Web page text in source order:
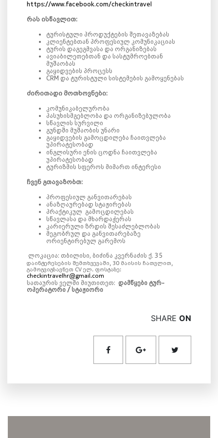
https://www.facebook.com/checkintravel
რას ისწავლით:
ტურისტული პროდუქტების შეთავაზებას
კლიენტებთან პროფესიულ კომუნიკაციას
ტურის დაგეგმვასა და ორგანიზებას
ავიაბილეთებთან და სასტუმროებთან
მუშაობას
გაყიდვების პროცესს
CRM და ტურისტული სისტემების გამოყენებას
ძირითადი მოთხოვნები:
კომუნიკაბელურობა
პასუხისმგებლობა და ორგანიზებულობა
სწავლის სურვილი
გუნდში მუშაობის უნარი
გაყიდვების გამოცდილება ჩაითვლება
უპირატესობად
ინგლისური ენის ცოდნა ჩაითვლება
უპირატესობად
ტურიზმის სფეროს მიმართ ინტერესი
ჩვენ გთავაზობთ:
პროფესიულ განვითარებას
ანაზღაურებად სტაჟირებას
პრაქტიკულ გამოცდილებას
სწავლასა და მხარდაჭერას
კარიერული ზრდის შესაძლებლობას
მეგობრულ და განვითარებაზე
ორიენტირებულ გარემოს
ლოკაცია: თბილისი, ბიძინა კვერნაძის ქ. 35
დაინტერესების შემთხვევაში , 30 მაისის ჩათვლით,
გამოგვიგზავნეთ CV ელ. ფოსტაზე:
checkintravelhr@gmail.com
სათაურის ველში მიუთითეთ: დამწყები ტურ-
ოპერატორი / სტაჟიორი
SHARE ON